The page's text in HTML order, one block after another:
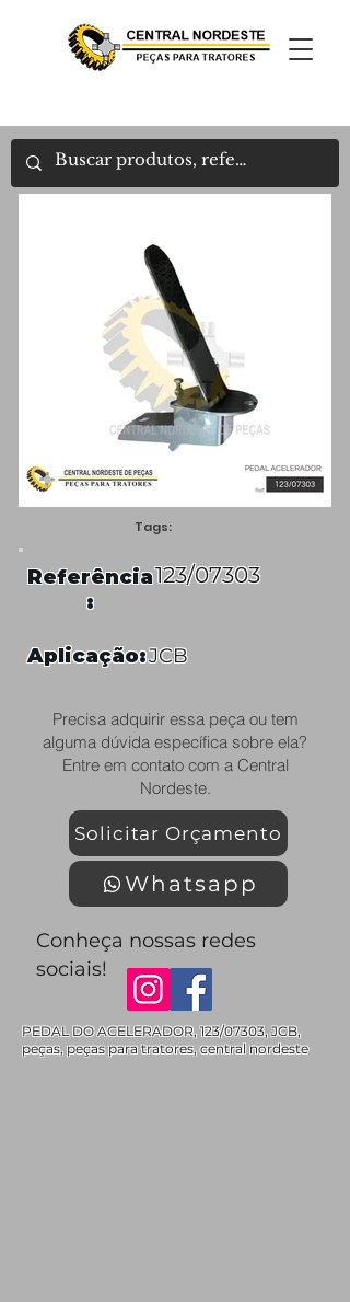
Tags:
Referência
:
123/07303
Aplicação:JCB
Precisa adquirir essa peça ou tem
alguma dúvida específica sobre ela?
Entre em contato com a Central
Nordeste.
Solicitar Orçamento
Whatsapp
Conheça nossas redes
sociais!
PEDAL DO ACELERADOR, 123/07303, JCB,
peças, peças para tratores, central nordeste